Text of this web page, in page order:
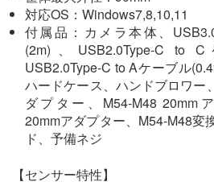
対応OS：Windows7,8,10,11
付属品：カメラ本体、
(2m)、USB2.0Type-C to
USB2.0Type-C to Aケーブル
ハードケース、ハンドブロワー
ダプター、M54-M48 20mm
20mmアダプター、M54-M48変
ド、予備ネジ
【センサー特性】